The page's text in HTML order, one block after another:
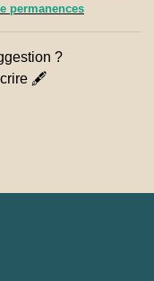
permanences
?
🖋